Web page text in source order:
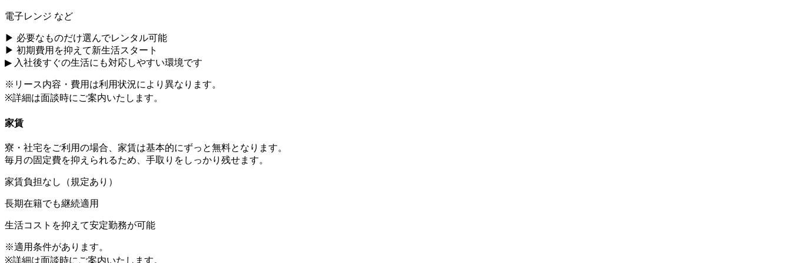
電子レンジ など
▶ 必要なものだけ選んでレンタル可能
▶ 初期費用を抑えて新生活スタート
▶ 入社後すぐの生活にも対応しやすい環境です
※リース内容・費用は利用状況により異なります。
※詳細は面談時にご案内いたします。
家賃
寮・社宅をご利用の場合、家賃は基本的にずっと無料となります。
毎月の固定費を抑えられるため、手取りをしっかり残せます。
家賃負担なし（規定あり）
長期在籍でも継続適用
生活コストを抑えて安定勤務が可能
※適用条件があります。
※詳細は面談時にご案内いたします。